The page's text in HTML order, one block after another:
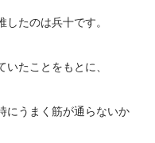
たのは兵十です。
たことをもとに、
にうまく筋が通らないか